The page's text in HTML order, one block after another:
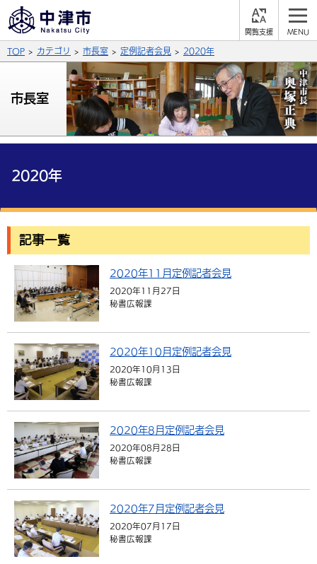
ふりがなをつける
背景色
青
文字の大きさ
拡大 標準 縮小
言語を選択
英語（English）
中国語（繁体字）
組織案内
サイト内検索
くらしの情報
届出・登録・証明
福祉・介護 健康・予防
税金
環境・衛生 生涯学習・スポーツ・人権
選挙
事業者の方へ
入札・契約 産業・雇用
農林水産業
都市整備
子育て・教育
施設情報
手当・助成 健康・医療
相談・支援・情報 計画・施策
観光・移住
遊ぶ・体験する グルメ・食べる
買う・おみやげ
移住・定住
中津市について 市役所の紹介
地方創生・地域活性化
行政・計画
TOP カテゴリ 市長室 定例記者会見 2020年
市長室
2020年
記事一覧
2020年11月定例記者会見
2020年11月27日
秘書広報課
2020年10月定例記者会見
2020年10月13日
秘書広報課
2020年8月定例記者会見
2020年08月28日
秘書広報課
2020年7月定例記者会見
2020年07月17日
秘書広報課